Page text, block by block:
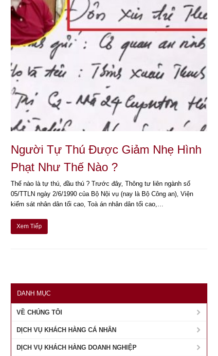
Người Tự Thú Được Giảm Nhẹ Hình
Phạt Như Thế Nào ?
Thế nào là tự thú, đầu thú ? Trước đây, Thông tư liên ngành số
05/TTLN ngày 2/6/1990 của Bộ Nội vụ (nay là Bộ Công an), Viện
kiểm sát nhân dân tối cao, Toà án nhân dân tối cao,…
Xem Tiếp
DANH MỤC
VỀ CHÚNG TÔI
DỊCH VỤ KHÁCH HÀNG CÁ NHÂN
DỊCH VỤ KHÁCH HÀNG DOANH NGHIỆP